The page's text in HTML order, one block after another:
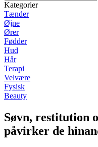
Kategorier
Tænder
Øjne
Ører
Fødder
Hud
Hår
Terapi
Velvære
Fysisk
Beauty
Søvn, restitution
påvirker de